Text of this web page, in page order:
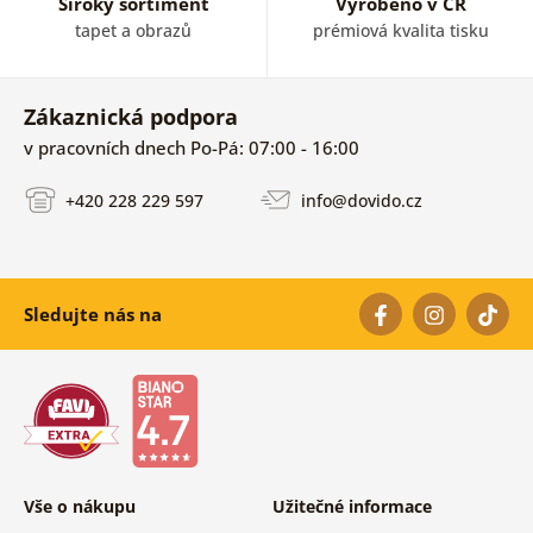
tapet a obrazů prémiová kvalita tisku
Zákaznická podpora
v pracovních dnech Po-Pá: 07:00 - 16:00
+420 228 229 597 info@dovido.cz
Sledujte nás na
Vše o nákupu Užitečné informace